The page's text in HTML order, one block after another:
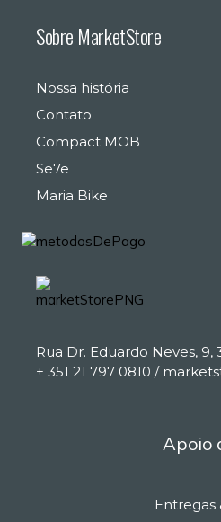
EUR, €
Sobre MarketStore
Nossa história
Contato
Compact MOB
Se7e
Maria Bike
Rua Dr. Eduardo Neves, 9,
+ 351 21 797 0810 /
Apoio
Entregas